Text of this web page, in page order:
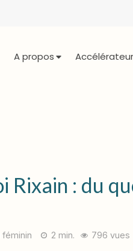
A propos
Rixain : du
2 min. 796 vues